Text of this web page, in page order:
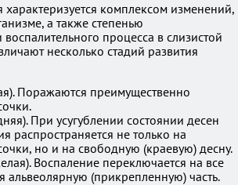
характеризуется комплексом изменений,
а также степенью
процесса в слизистой
несколько стадий развития
Поражаются преимущественно
При усугублении состоянии десен
распространяется не только на
но и на свободную (краевую) десну.
Воспаление переключается на все
альвеолярную (прикрепленную) часть.